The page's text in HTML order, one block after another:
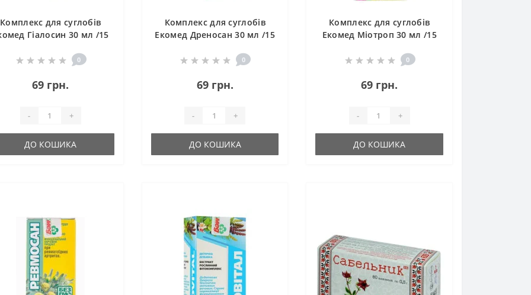
Комплекс для суглобів
Гіалосин 30 мл /15
0
69 грн.
- +
ДО КОШИКА
Комплекс для суглобів
Екомед Дреносан 30 мл /15
0
69 грн.
- +
ДО КОШИКА
Комплекс для суглобів
Екомед Міотроп 30 мл /15
0
69 грн.
- +
ДО КОШИКА